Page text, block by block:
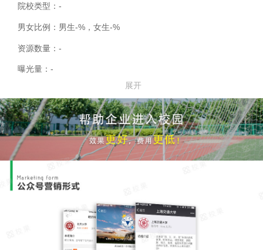
院校类型： -
男女比例： 男生-%，女生-%
资源数量： -
曝光量： -
展开